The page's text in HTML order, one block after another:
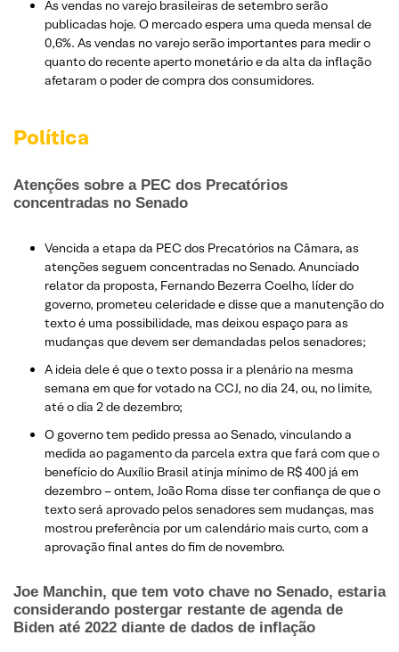
As vendas no varejo brasileiras de setembro serão
publicadas hoje. O mercado espera uma queda mensal de
0,6%. As vendas no varejo serão importantes para medir o
quanto do recente aperto monetário e da alta da inflação
afetaram o poder de compra dos consumidores.
Política
Atenções sobre a PEC dos Precatórios
concentradas no Senado
Vencida a etapa da PEC dos Precatórios na Câmara, as
atenções seguem concentradas no Senado. Anunciado
relator da proposta, Fernando Bezerra Coelho, líder do
governo, prometeu celeridade e disse que a manutenção do
texto é uma possibilidade, mas deixou espaço para as
mudanças que devem ser demandadas pelos senadores;
A ideia dele é que o texto possa ir a plenário na mesma
semana em que for votado na CCJ, no dia 24, ou, no limite,
até o dia 2 de dezembro;
O governo tem pedido pressa ao Senado, vinculando a
medida ao pagamento da parcela extra que fará com que o
benefício do Auxílio Brasil atinja mínimo de R$ 400 já em
dezembro – ontem, João Roma disse ter confiança de que o
texto será aprovado pelos senadores sem mudanças, mas
mostrou preferência por um calendário mais curto, com a
aprovação final antes do fim de novembro.
Joe Manchin, que tem voto chave no Senado, estaria
considerando postergar restante de agenda de
Biden até 2022 diante de dados de inflação